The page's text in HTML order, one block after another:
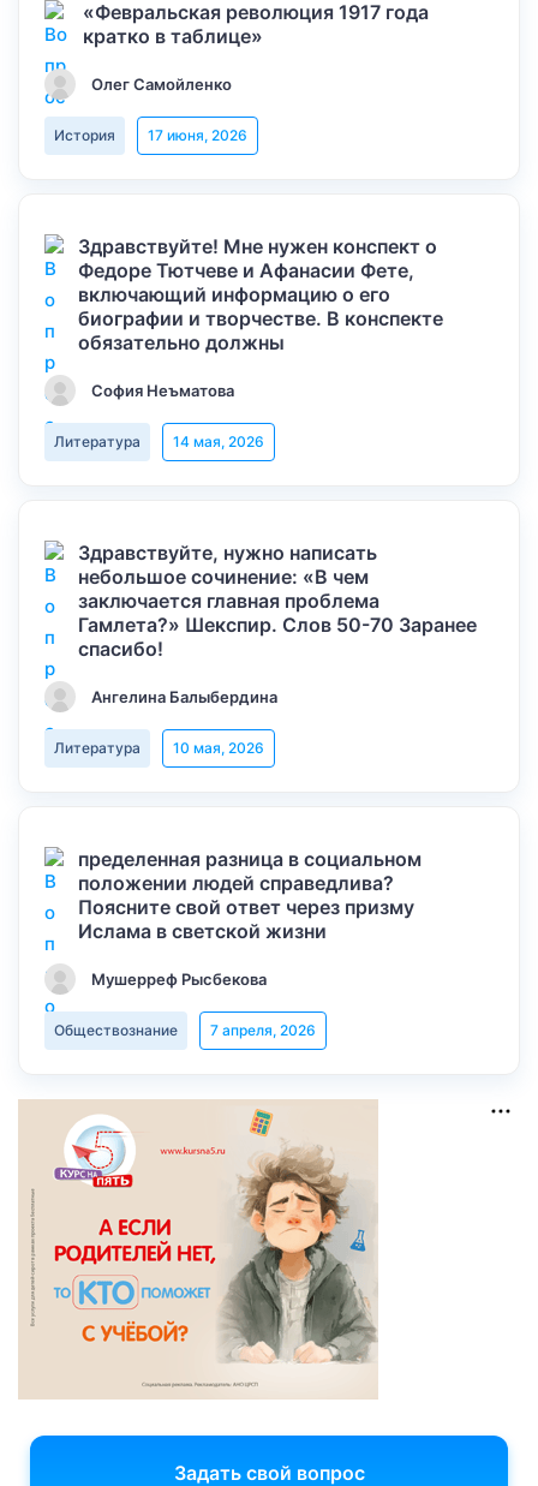
«Февральская революция 1917 года
кратко в таблице»
Олег Самойленко
История 17 июня, 2026
Здравствуйте! Мне нужен конспект о
Федоре Тютчеве и Афанасии Фете,
включающий информацию о его
биографии и творчестве. В конспекте
обязательно должны
София Неъматова
Литература 14 мая, 2026
Здравствуйте, нужно написать
небольшое сочинение: «В чем
заключается главная проблема
Гамлета?» Шекспир. Слов 50-70 Заранее
спасибо!
Ангелина Балыбердина
Литература 10 мая, 2026
пределенная разница в социальном
положении людей справедлива?
Поясните свой ответ через призму
Ислама в светской жизни
Мушерреф Рысбекова
Обществознание 7 апреля, 2026
Задать свой вопрос